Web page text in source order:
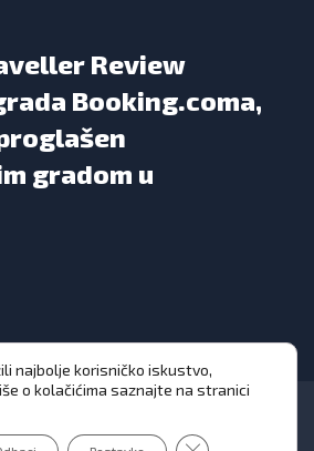
Review
Booking.coma,
gradom u
najbolje korisničko iskustvo,
o kolačićima saznajte na stranici
Close GDPR